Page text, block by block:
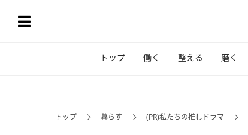
トップ 働く 整える 磨く
トップ 暮らす (PR)私たちの推しドラマ